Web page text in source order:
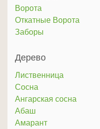
Ворота
Откатные Ворота
Заборы
Дерево
Лиственница
Сосна
Ангарская сосна
Абаш
Амарант